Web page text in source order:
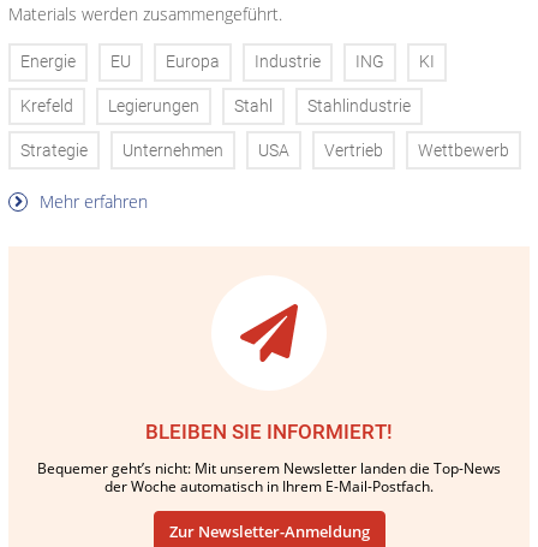
Materials werden zusammengeführt.
Energie EU Europa Industrie ING KI
Krefeld Legierungen Stahl Stahlindustrie
Strategie Unternehmen USA Vertrieb Wettbewerb
Mehr erfahren
BLEIBEN SIE INFORMIERT!
Bequemer geht’s nicht: Mit unserem Newsletter landen die Top-News
der Woche automatisch in Ihrem E-Mail-Postfach.
Zur Newsletter-Anmeldung